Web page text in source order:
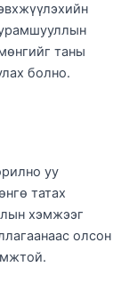
таны
болно.
уу
татах
хэмжээг
олсон